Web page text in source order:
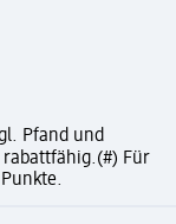
Pfand und
(#) Für